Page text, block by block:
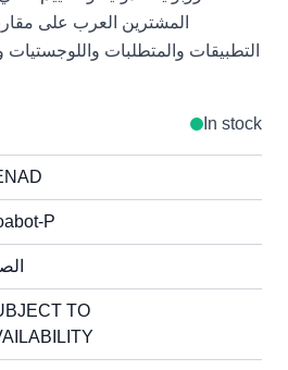
التطبيقات والمتطلبات
In stock
P
TO